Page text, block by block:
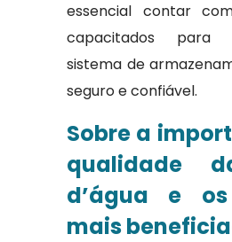
essencial contar
capacitados para
sistema de
seguro e confiável.
Sobre a
qualidade
d’água e
mais